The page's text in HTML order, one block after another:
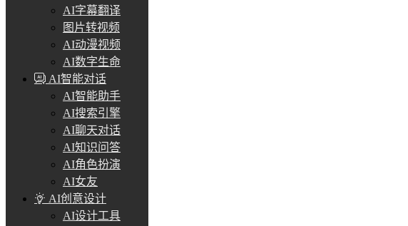
AI字幕翻译
图片转视频
AI动漫视频
AI数字生命
AI智能对话
AI智能助手
AI搜索引擎
AI聊天对话
AI知识问答
AI角色扮演
AI女友
AI创意设计
AI设计工具